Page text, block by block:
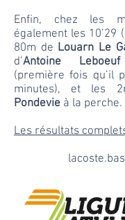
Enfin, chez les
également les 10’29
80m de Louarn Le
d’Antoine
(première fois qu’il
minutes), et les
Pondevie à la perche.
Les résultats